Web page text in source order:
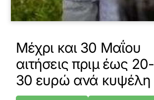
Μέχρι και 30 Μαΐου
αιτήσεις πριμ έως 20-
30 ευρώ ανά κυψέλη